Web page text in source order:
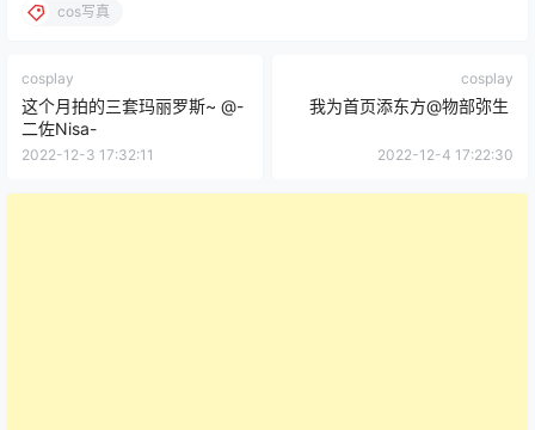
cos写真
cosplay
这个月拍的三套玛丽罗斯~ ​​​@-
二佐Nisa-
2022-12-3 17:32:11
cosplay
我为首页添东方@物部弥生 ​​​
2022-12-4 17:22:30